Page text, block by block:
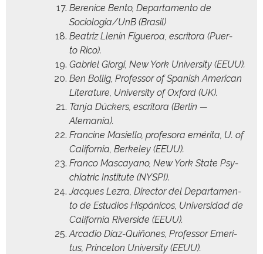
Berenice Ben­to, Depar­ta­men­to de
Sociologia/UnB (Brasil)
Beat­riz Llenín Figueroa, escrito­ra (Puer­
to Rico).
Gabriel Gior­gi, New York Uni­ver­si­ty (EEUU).
Ben Bol­lig, Pro­fes­sor of Span­ish Amer­i­can
Lit­er­a­ture, Uni­ver­si­ty of Oxford (UK).
Tan­ja Dück­ers, escrito­ra (Berlin —
Alemania).
Francine Masiel­lo, pro­fe­so­ra eméri­ta, U. of
Cal­i­for­nia, Berke­ley (EEUU).
Fran­co Mas­cayano, New York State Psy­
chi­atric Insti­tute (NYSPI).
Jacques Lezra, Direc­tor del Depar­ta­men­
to de Estu­dios His­páni­cos, Uni­ver­si­dad de
Cal­i­for­nia River­side (EEUU).
Arca­dio Díaz-Quiñones, Pro­fes­sor Emer­i­
tus, Prince­ton Uni­ver­si­ty (EEUU).